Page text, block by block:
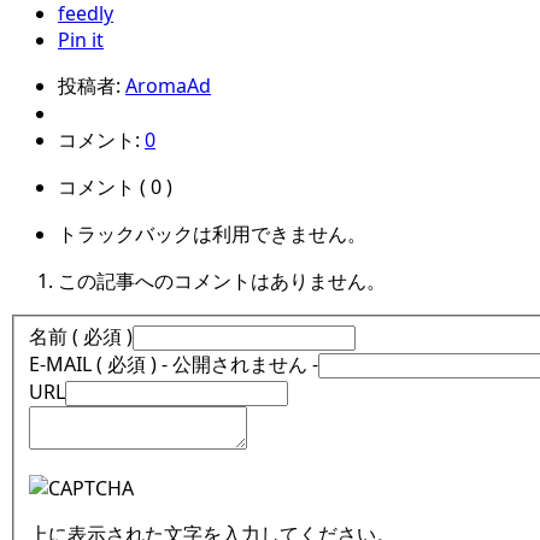
feedly
Pin it
投稿者: AromaAd
コメント: 0
コメント ( 0 )
トラックバックは利用できません。
この記事へのコメントはありません。
名前 ( 必須 )
E-MAIL ( 必須 ) - 公開されません -
URL
上に表示された文字を入力してください。